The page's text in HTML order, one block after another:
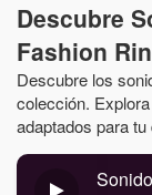
Descubre
Fashion
Descubre los
colección.
adaptados para